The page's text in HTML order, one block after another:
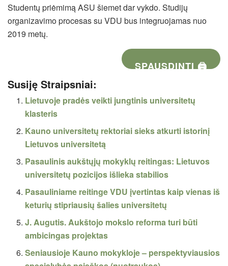
Studentų priėmimą ASU šiemet dar vykdo. Studijų
organizavimo procesas su VDU bus integruojamas nuo
2019 metų.
SPAUSDINTI 🖨
Susiję Straipsniai:
Lietuvoje pradės veikti jungtinis universitetų
klasteris
Kauno universitetų rektoriai sieks atkurti istorinį
Lietuvos universitetą
Pasaulinis aukštųjų mokyklų reitingas: Lietuvos
universitetų pozicijos išlieka stabilios
Pasauliniame reitinge VDU įvertintas kaip vienas iš
keturių stipriausių šalies universitetų
J. Augutis. Aukštojo mokslo reforma turi būti
ambicingas projektas
Seniausioje Kauno mokykloje – perspektyviausios